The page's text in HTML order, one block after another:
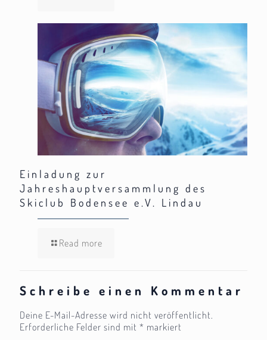
Einladung zur
Jahreshauptversammlung des
Skiclub Bodensee e.V. Lindau
Read more
Schreibe einen Kommentar
Deine E-Mail-Adresse wird nicht veröffentlicht.
Erforderliche Felder sind mit * markiert